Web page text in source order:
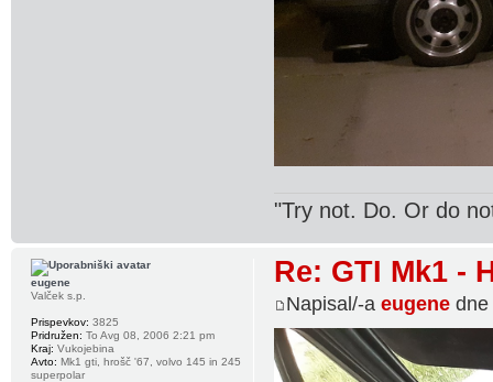
"Try not. Do. Or do
Re: GTI Mk1 -
Napisal/-aeugene dne
eugene
Valček s.p.
Prispevkov: 3825
Pridružen: To Avg 08, 2006 2:21 pm
Kraj: Vukojebina
Avto: Mk1 gti, hrošč '67, volvo 145 in 245
superpolar